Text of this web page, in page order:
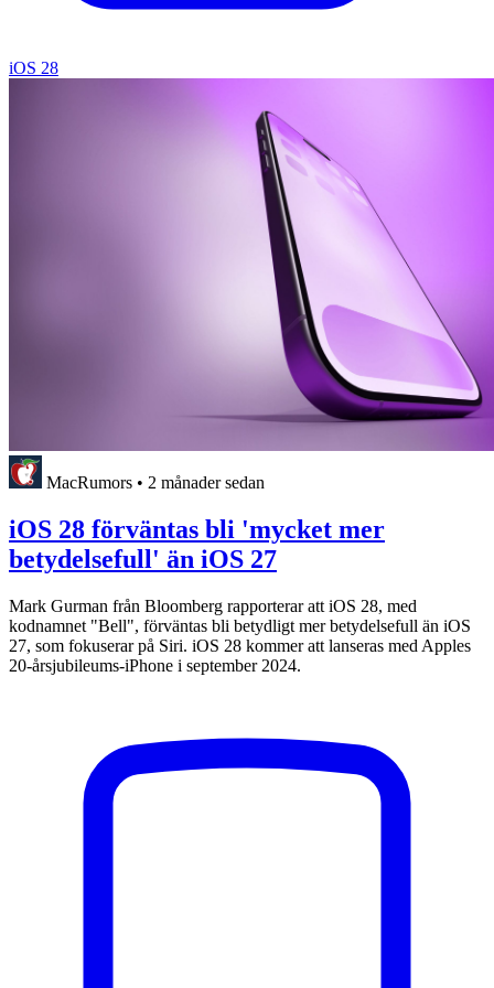
iOS 28
MacRumors • 2 månader sedan
iOS 28 förväntas bli 'mycket mer
betydelsefull' än iOS 27
Mark Gurman från Bloomberg rapporterar att iOS 28, med
kodnamnet "Bell", förväntas bli betydligt mer betydelsefull än iOS
27, som fokuserar på Siri. iOS 28 kommer att lanseras med Apples
20-årsjubileums-iPhone i september 2024.